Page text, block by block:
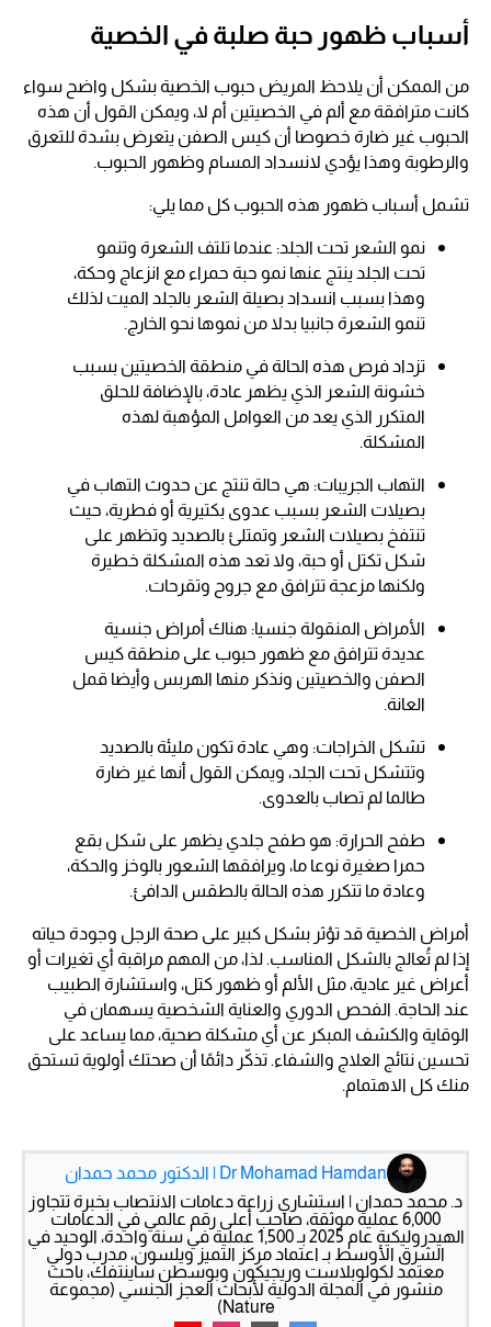
أسباب ظهور حبة صلبة في الخصية
من الممكن أن يلاحظ المريض حبوب الخصية بشكل واضح سواء
كانت مترافقة مع ألم في الخصيتين أم لا، ويمكن القول أن هذه
الحبوب غير ضارة خصوصا أن كيس الصفن يتعرض بشدة للتعرق
والرطوبة وهذا يؤدي لانسداد المسام وظهور الحبوب.
تشمل أسباب ظهور هذه الحبوب كل مما يلي:
نمو الشعر تحت الجلد: عندما تلتف الشعرة وتنمو
تحت الجلد ينتج عنها نمو حبة حمراء مع انزعاج وحكة،
وهذا بسبب انسداد بصيلة الشعر بالجلد الميت لذلك
تنمو الشعرة جانبيا بدلا من نموها نحو الخارج.
تزداد فرص هذه الحالة في منطقة الخصيتين بسبب
خشونة الشعر الذي يظهر عادة، بالإضافة للحلق
المتكرر الذي يعد من العوامل المؤهبة لهذه
المشكلة.
التهاب الجريبات: هي حالة تنتج عن حدوث التهاب في
بصيلات الشعر بسبب عدوى بكتيرية أو فطرية، حيث
تنتفخ بصيلات الشعر وتمتلئ بالصديد وتظهر على
شكل تكتل أو حبة، ولا تعد هذه المشكلة خطيرة
ولكنها مزعجة تترافق مع جروح وتقرحات.
الأمراض المنقولة جنسيا: هناك أمراض جنسية
عديدة تترافق مع ظهور حبوب على منطقة كيس
الصفن والخصيتين ونذكر منها الهربس وأيضا قمل
العانة.
تشكل الخراجات: وهي عادة تكون مليئة بالصديد
وتتشكل تحت الجلد، ويمكن القول أنها غير ضارة
طالما لم تصاب بالعدوى.
طفح الحرارة: هو طفح جلدي يظهر على شكل بقع
حمرا صغيرة نوعا ما، ويرافقها الشعور بالوخز والحكة،
وعادة ما تتكرر هذه الحالة بالطقس الدافئ.
أمراض الخصية قد تؤثر بشكل كبير على صحة الرجل وجودة حياته
إذا لم تُعالج بالشكل المناسب. لذا، من المهم مراقبة أي تغيرات أو
أعراض غير عادية، مثل الألم أو ظهور كتل، واستشارة الطبيب
عند الحاجة. الفحص الدوري والعناية الشخصية يسهمان في
الوقاية والكشف المبكر عن أي مشكلة صحية، مما يساعد على
تحسين نتائج العلاج والشفاء. تذكّر دائمًا أن صحتك أولوية تستحق
منك كل الاهتمام.
Dr Mohamad Hamdan | الدكتور محمد حمدان
د. محمد حمدان | استشاري زراعة دعامات الانتصاب بخبرة تتجاوز
6,000 عملية موثقة، صاحب أعلى رقم عالمي في الدعامات
الهيدروليكية عام 2025 بـ 1,500 عملية في سنة واحدة، الوحيد في
الشرق الأوسط بـ اعتماد مركز التميز ويلسون، مدرب دولي
معتمد لكولوبلاست وريجيكون وبوسطن ساينتفك، باحث
منشور في المجلة الدولية لأبحاث العجز الجنسي (مجموعة
Nature)